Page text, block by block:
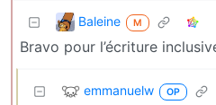
Baleine M
Bravo pour l’écriture
emmanuelw OP